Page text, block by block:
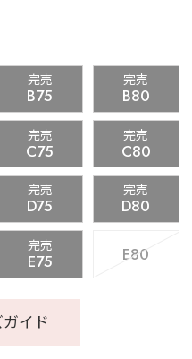
完売
B75
完売
B80
完売
C75
完売
C80
完売
D75
完売
D80
完売
E75 E80
イド